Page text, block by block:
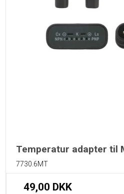
Temperatur adapter til
7730.6MT
49,00 DKK